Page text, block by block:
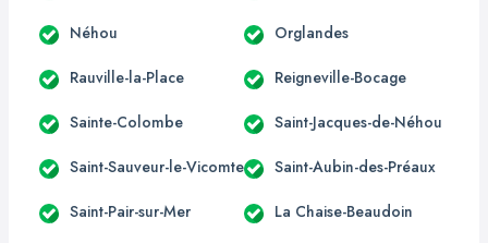
Néhou Orglandes
Rauville-la-Place Reigneville-Bocage
Sainte-Colombe Saint-Jacques-de-Néhou
Saint-Sauveur-le-Vicomte Saint-Aubin-des-Préaux
Saint-Pair-sur-Mer La Chaise-Beaudoin